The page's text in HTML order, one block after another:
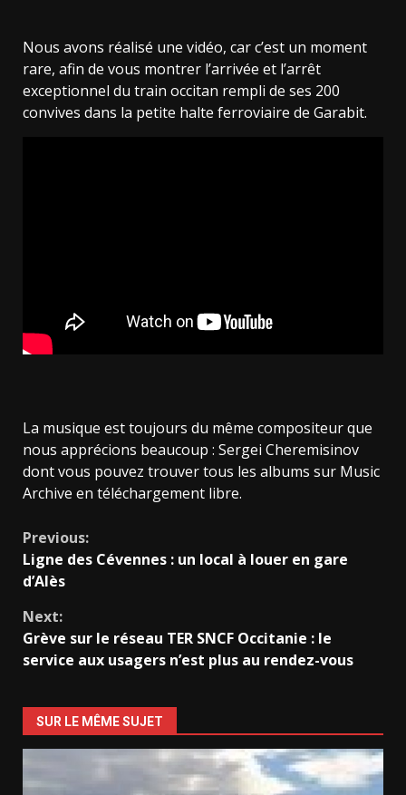
Nous avons réalisé une vidéo, car c’est un moment
rare, afin de vous montrer l’arrivée et l’arrêt
exceptionnel du train occitan rempli de ses 200
convives dans la petite halte ferroviaire de Garabit.
La musique est toujours du même compositeur que
nous apprécions beaucoup : Sergei Cheremisinov
dont vous pouvez trouver tous les albums sur Music
Archive en téléchargement libre.
Continue
Reading
Previous:
Ligne des Cévennes : un local à louer en gare
d’Alès
Next:
Grève sur le réseau TER SNCF Occitanie : le
service aux usagers n’est plus au rendez-vous
SUR LE MÊME SUJET